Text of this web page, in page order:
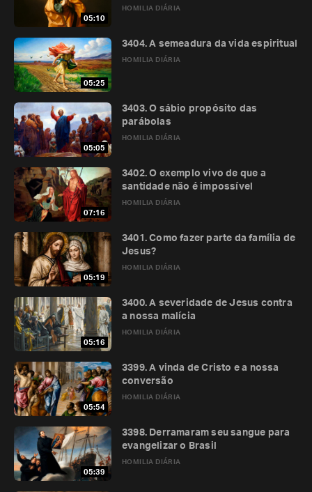
05:10
HOMILIA DIÁRIA
05:25
HOMILIA DIÁRIA
3404. A semeadura da vida espiritual
05:05
HOMILIA DIÁRIA
3403. O sábio propósito das
parábolas
07:16
HOMILIA DIÁRIA
3402. O exemplo vivo de que a
santidade não é impossível
05:19
HOMILIA DIÁRIA
3401. Como fazer parte da família de
Jesus?
05:16
HOMILIA DIÁRIA
3400. A severidade de Jesus contra
a nossa malícia
05:54
HOMILIA DIÁRIA
3399. A vinda de Cristo e a nossa
conversão
05:39
HOMILIA DIÁRIA
3398. Derramaram seu sangue para
evangelizar o Brasil